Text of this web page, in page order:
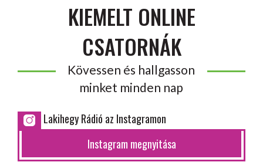
KIEMELT ONLINE
CSATORNÁK
Kövessen és hallgasson
minket minden nap
Lakihegy Rádió az Instagramon
Instagram megnyitása